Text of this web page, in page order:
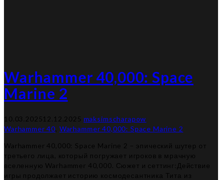
Warhammer 40,000: Space
Marine 2
10.03.2025 12.12.2025 maksimscharapow
Warhammer 40 Warhammer 40,000: Space Marine 2
Warhammer 40,000: Space Marine 2 – эпический шутер от
третьего лица, который погружает игроков в мрачную
вселенную Warhammer 40,000. Сюжет и сеттинг:Действие
игры продолжает историю космодесантника Тита из